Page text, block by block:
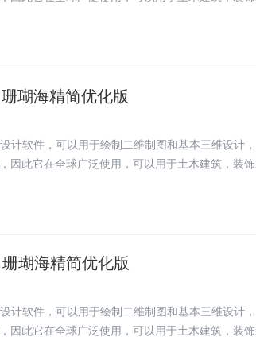
瑚海精简优化版
计软件，可以用于绘制二维制图和基本三维设计
因此它在全球广泛使用，可以用于土木建筑，装
瑚海精简优化版
计软件，可以用于绘制二维制图和基本三维设计
因此它在全球广泛使用，可以用于土木建筑，装